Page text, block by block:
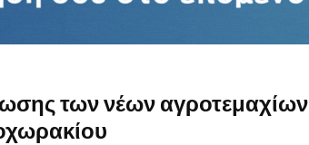
των νέων αγροτεμαχίων